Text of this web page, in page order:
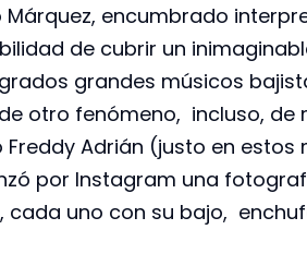
Márquez, encumbrado
de cubrir un
grandes músicos
otro fenómeno, incluso,
Freddy Adrián (justo en
por Instagram una
cada uno con su bajo,